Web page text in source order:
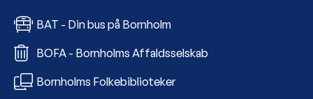
BAT - Din bus på Bornholm
BOFA - Bornholms Affaldsselskab
Bornholms Folkebiblioteker